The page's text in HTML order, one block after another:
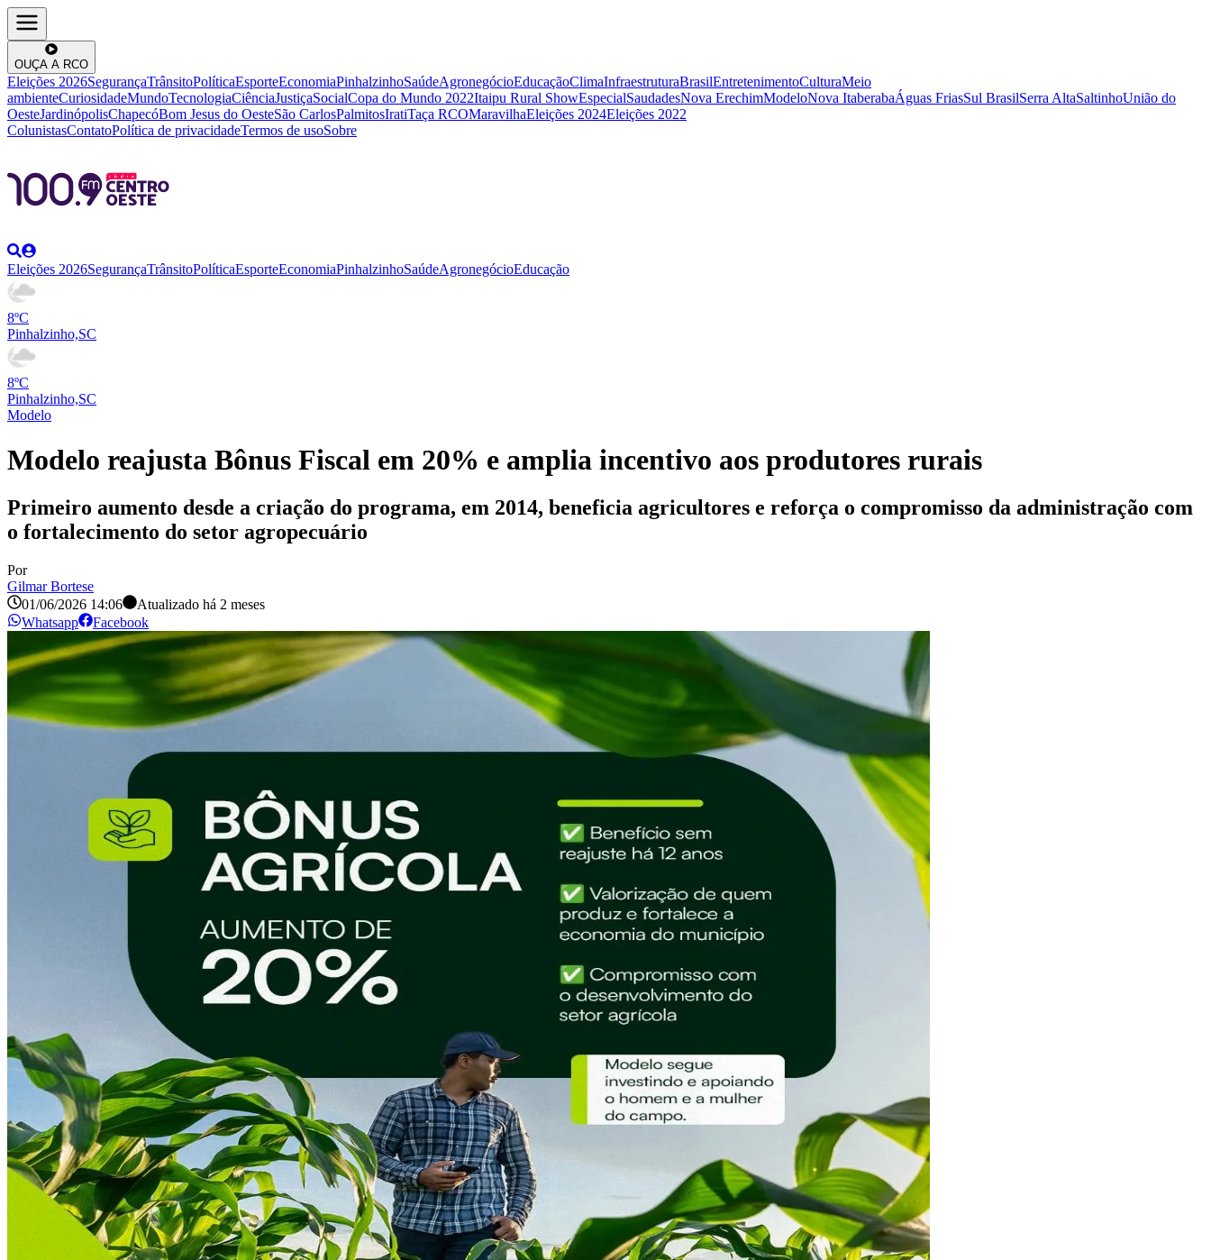
OUÇA A RCO
Eleições 2026SegurançaTrânsitoPolíticaEsporteEconomiaPinhalzinhoSaúdeAgronegócioEducaçãoClimaInfraestruturaBrasilEntretenimentoCulturaMeio
ambienteCuriosidadeMundoTecnologiaCiênciaJustiçaSocialCopa do Mundo 2022Itaipu Rural ShowEspecialSaudadesNova ErechimModeloNova ItaberabaÁguas FriasSul BrasilSerra AltaSaltinhoUnião do
OesteJardinópolisChapecóBom Jesus do OesteSão CarlosPalmitosIratiTaça RCOMaravilhaEleições 2024Eleições 2022
ColunistasContatoPolítica de privacidadeTermos de usoSobre
Eleições 2026SegurançaTrânsitoPolíticaEsporteEconomiaPinhalzinhoSaúdeAgronegócioEducação
8ºC
Pinhalzinho,SC
8ºC
Pinhalzinho,SC
Modelo
Modelo reajusta Bônus Fiscal em 20% e amplia incentivo aos produtores rurais
Primeiro aumento desde a criação do programa, em 2014, beneficia agricultores e reforça o compromisso da administração com
o fortalecimento do setor agropecuário
Por
Gilmar Bortese
01/06/2026 14:06
Atualizado há 2 meses
Whatsapp
Facebook